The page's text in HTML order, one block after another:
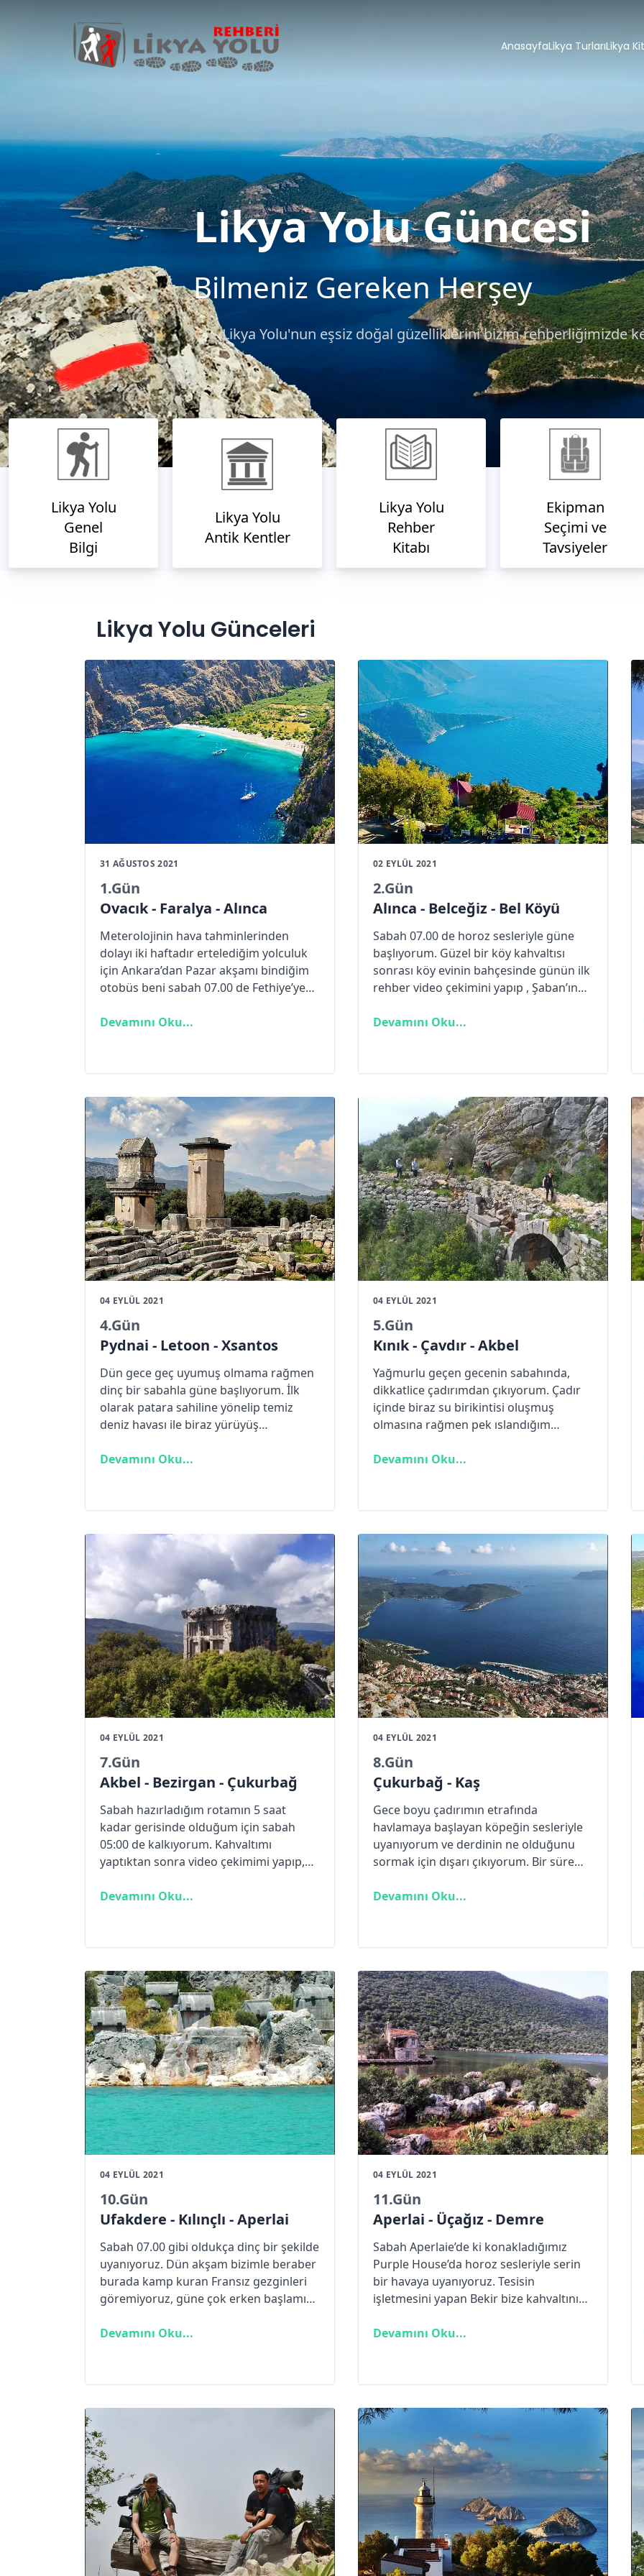
AnasayfaLikya TurlarıLikya
Likya Yolu Güncesi
Bilmeniz Gereken Herşey
Likya Yolu'nun eşsiz doğal güzelliklerini bizim rehberliğimizde
Likya Yolu
Genel
Bilgi
Likya Yolu
Antik Kentler
Likya Yolu
Rehber
Kitabı
Ekipman
Seçimi ve
Tavsiyeler
Likya Yolu Günceleri
31 AĞUSTOS 2021
1.Gün
Ovacık - Faralya - Alınca
Meterolojinin hava tahminlerinden
dolayı iki haftadır ertelediğim yolculuk
için Ankara’dan Pazar akşamı bindiğim
otobüs beni sabah 07.00 de Fethiye’ye
Yolu başlangıç noktasına gitmeyi
Devamını Oku...
02 EYLÜL 2021
2.Gün
Alınca - Belceğiz - Bel Köyü
Sabah 07.00 de horoz sesleriyle güne
başlıyorum. Güzel bir köy kahvaltısı
sonrası köy evinin bahçesinde günün ilk
rehber video çekimini yapıp , Şaban’ın
istikametine doğru yola koyuluyorum.
Devamını Oku...
04 EYLÜL 2021
4.Gün
Pydnai - Letoon - Xsantos
Dün gece geç uyumuş olmama rağmen
dinç bir sabahla güne başlıyorum. İlk
olarak patara sahiline yönelip temiz
deniz havası ile biraz yürüyüş
Durmuş Bey ile karşılaşıyoruz. Durmuş
temizliyormuş, bende kendisine katılıp
Devamını Oku...
04 EYLÜL 2021
5.Gün
Kınık - Çavdır - Akbel
Yağmurlu geçen gecenin sabahında,
dikkatlice çadırımdan çıkıyorum. Çadır
içinde biraz su birikintisi oluşmuş
olmasına rağmen pek ıslandığım
gördü çadırım. Çantamı hazırladıktan
ediyorum. Bahçesinde kaldığım evin
kurduğumu belirten bir not bırakıp
günün ilk rehber videosunu piknik
alanında çekerek Çavdır’a doğru yola
koyuluyorum.
Devamını Oku...
04 EYLÜL 2021
7.Gün
Akbel - Bezirgan - Çukurbağ
Sabah hazırladığım rotamın 5 saat
kadar gerisinde olduğum için sabah
05:00 de kalkıyorum. Kahvaltımı
yaptıktan sonra video çekimimi yapıp,
aydınlığıyla yola koyuluyorum. Bugün
okuyacağınız üzere planlar yine
Akbel’in 3 km kadar çıkışında ki
karayolunun kenarında ki kümbetten
karşıya Bezirgan yolu patikayla yoluma
başlıyorum.
Devamını Oku...
04 EYLÜL 2021
8.Gün
Çukurbağ - Kaş
Gece boyu çadırımın etrafında
havlamaya başlayan köpeğin sesleriyle
uyanıyorum ve derdinin ne olduğunu
sormak için dışarı çıkıyorum. Bir süre
olsa gerek havlamaların yerini köpeğin
meraklı köpekle paylaştıktan sonra adını
toplarken kuyruğunu sallayarak
başımda bekliyor.Salatalık-domates ve
soğuk gözleme ile kahvaltımı ayaküstü
yaptıktan sonra hangi yöne gideceğimi
hesapladıktan sonra evimi sırtıma
yükleyip şaşkın köpekle birlikte Tarkan-
Kurt misali köy çıkışına kadar beraber
yürüyoruz.
Devamını Oku...
04 EYLÜL 2021
10.Gün
Ufakdere - Kılınçlı - Aperlai
Sabah 07.00 gibi oldukça dinç bir şekilde
uyanıyoruz. Dün akşam bizimle beraber
burada kamp kuran Fransız gezginleri
göremiyoruz, güne çok erken başlamış
toparlıyoruz ve kahvaltı yapmak için Feti
bir süre çalışıyoruz.
Devamını Oku...
04 EYLÜL 2021
11.Gün
Aperlai - Üçağız - Demre
Sabah Aperlaie’de ki konakladığımız
Purple House’da horoz sesleriyle serin
bir havaya uyanıyoruz. Tesisin
işletmesini yapan Bekir bize kahvaltının
topladıktan sonra Restoran bölümünde
Devamını Oku...